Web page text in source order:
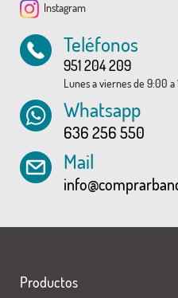
Instagram
Teléfonos
951 204 209
Lunes a viernes de 9:00 a
Whatsapp
636 256 550
Mail
Productos